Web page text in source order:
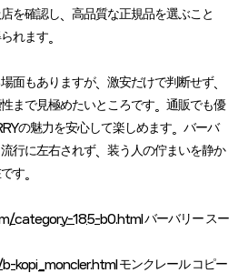
を確認し、高品質な正規品を選ぶこと
れます。
面もありますが、激安だけで判断せず、
まで見極めたいところです。通販でも優
の魅力を安心して楽しめます。バーバ
行に左右されず、装う人の佇まいを静か
す。
category-185-b0.html バーバリー スー
kopi_moncler.html モンクレール コピー